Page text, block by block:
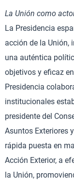
La Unión como
La Presidencia
acción de la Unión,
una auténtica
objetivos y eficaz
Presidencia
institucionales
presidente del
Asuntos Exteriores
rápida puesta en
Acción Exterior, a
la Unión,